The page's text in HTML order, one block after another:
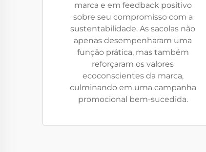
marca e em feedback positivo
sobre seu compromisso com a
sustentabilidade. As sacolas não
apenas desempenharam uma
função prática, mas também
reforçaram os valores
ecoconscientes da marca,
culminando em uma campanha
promocional bem-sucedida.